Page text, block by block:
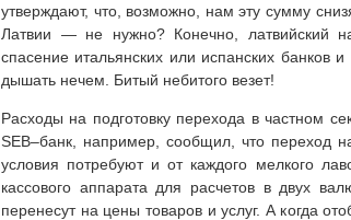
утверждают, что, возможно, нам эту сумму
Латвии — не нужно? Конечно, латвийский
спасение итальянских или испанских
дышать нечем. Битый небитого везет!
Расходы на подготовку перехода в частном
SEB–банк, например, сообщил, что переход
условия потребуют и от каждого мелкого
кассового аппарата для расчетов в двух
перенесут на цены товаров и услуг. А когда